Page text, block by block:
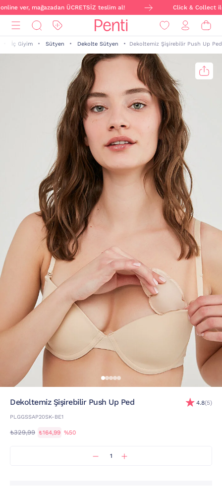
ver, mağazadan ÜCRETSİZ teslim al! Click & Collect ile
İç Giyim Sütyen Dekolte Sütyen Dekoltemiz Şişirebilir Push Up Ped
Dekoltemiz Şişirebilir Push Up Ped
PLGGSSAP20SK-BE1
4.8(5)
₺329,99 ₺164,99 %50